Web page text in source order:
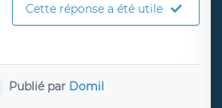
Cette réponse a été utile
Publié par Domil